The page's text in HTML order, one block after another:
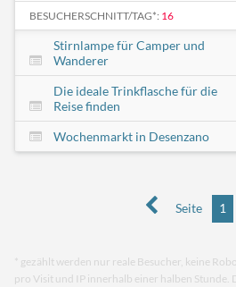
BESUCHERSCHNITT/TAG*: 16
Stirnlampe für Camper und
Wanderer
Die ideale Trinkflasche für die
Reise finden
Wochenmarkt in Desenzano
Seite 1
* gezählt werden nur reale Besucher, keine
pro Visit und IP innerhalb einer halben Stunde.